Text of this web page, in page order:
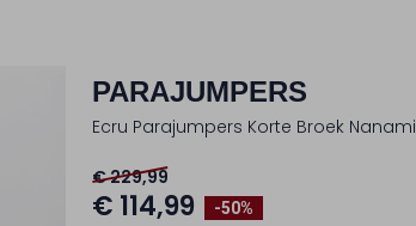
PARAJUMPERS
Ecru Parajumpers Korte Broek Nanami
-50%
€ 229,99
€ 114,99